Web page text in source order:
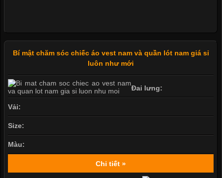
Bí mật chăm sóc chiếc áo vest nam và quần lót nam giá sỉ
luôn như mới
Đai lưng:
Vải:
Size:
Màu:
Chi tiết »